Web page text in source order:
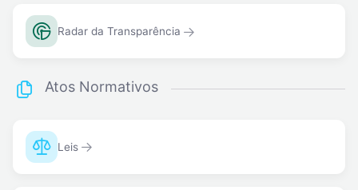
Radar da Transparência
Atos Normativos
Leis